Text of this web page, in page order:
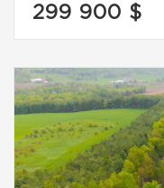
299 900 $